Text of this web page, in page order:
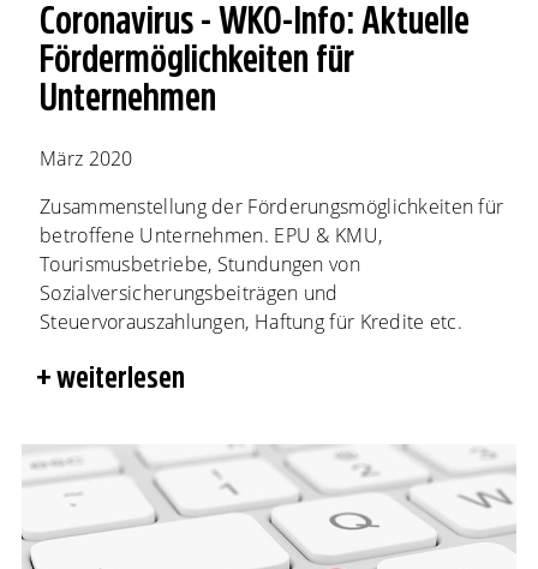
Coronavirus - WKO-Info: Aktuelle
Fördermöglichkeiten für
Unternehmen
März 2020
Zusammenstellung der Förderungsmöglichkeiten für
betroffene Unternehmen. EPU & KMU,
Tourismusbetriebe, Stundungen von
Sozialversicherungsbeiträgen und
Steuervorauszahlungen, Haftung für Kredite etc.
weiterlesen